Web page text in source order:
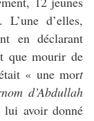
d’elles,
en déclarant
que mourir de
« une mort
d’Abdullah
avoir donné